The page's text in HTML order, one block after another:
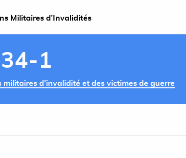
Militaires d’Invalidités
1
militaires d'invalidité et des victimes de guerre